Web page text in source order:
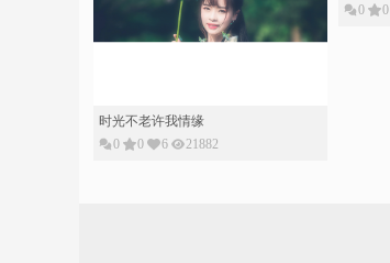
时光不老许我情缘
0
0 6 21882
0
0